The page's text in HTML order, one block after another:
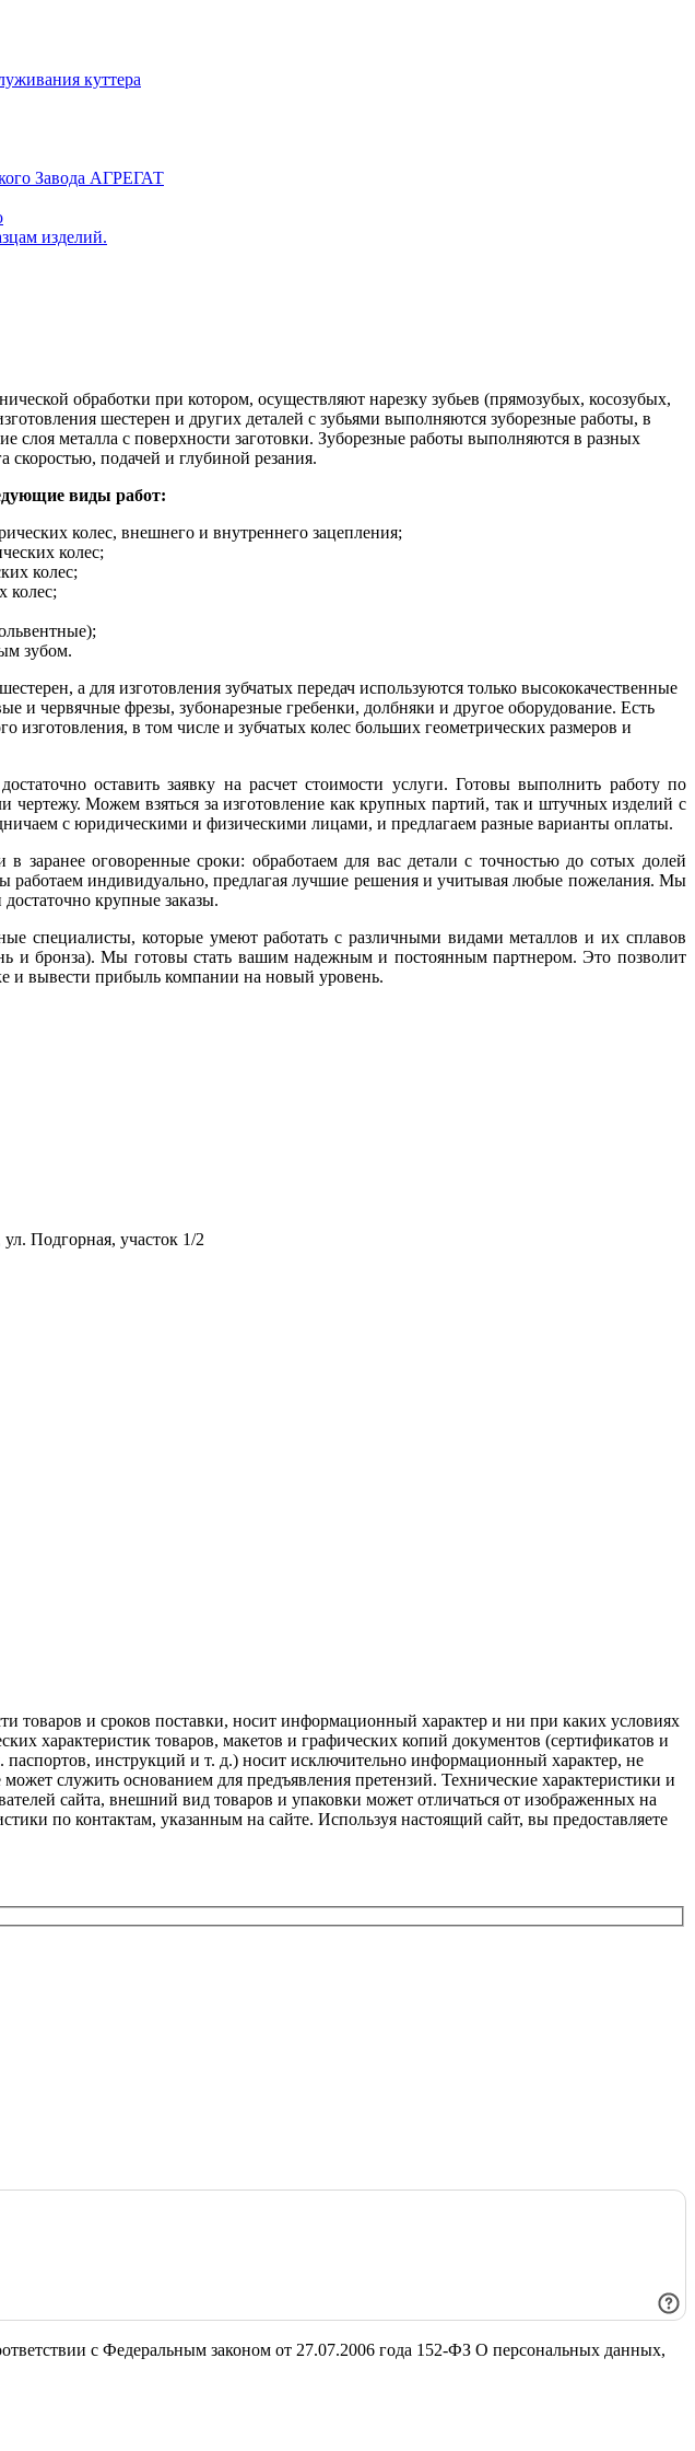
куттера
Завода АГРЕГАТ
изделий.
обработки при котором, осуществляют нарезку зубьев (прямозубых, косозубых,
шестерен и других деталей с зубьями выполняются зуборезные работы, в
слоя металла с поверхности заготовки. Зуборезные работы выполняются в разных
подачей и глубиной резания.
виды работ:
колес, внешнего и внутреннего зацепления;
колес;
колес;
колес;
зубом.
а для изготовления зубчатых передач используются только высококачественные
и червячные фрезы, зубонарезные гребенки, долбняки и другое оборудование. Есть
изготовления, в том числе и зубчатых колес больших геометрических размеров и
оставить заявку на расчет стоимости услуги. Готовы выполнить работу по
чертежу. Можем взяться за изготовление как крупных партий, так и штучных изделий с
с юридическими и физическими лицами, и предлагаем разные варианты оплаты.
заранее оговоренные сроки: обработаем для вас детали с точностью до сотых долей
работаем индивидуально, предлагая лучшие решения и учитывая любые пожелания. Мы
крупные заказы.
специалисты, которые умеют работать с различными видами металлов и их сплавов
и бронза). Мы готовы стать вашим надежным и постоянным партнером. Это позволит
и вывести прибыль компании на новый уровень.
Подгорная, участок 1/2
товаров и сроков поставки, носит информационный характер и ни при каких условиях
характеристик товаров, макетов и графических копий документов (сертификатов и
инструкций и т. д.) носит исключительно информационный характер, не
служить основанием для предъявления претензий. Технические характеристики и
сайта, внешний вид товаров и упаковки может отличаться от изображенных на
по контактам, указанным на сайте. Используя настоящий сайт, вы предоставляете
с Федеральным законом от 27.07.2006 года 152-ФЗ О персональных данных,